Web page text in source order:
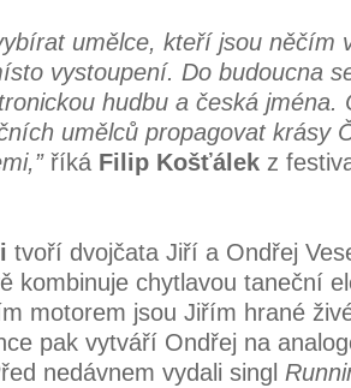
umělce, kteří jsou něčím
vystoupení. Do budoucna
hudbu a česká jména.
umělců propagovat krásy
říká Filip Košťálek z
tvoří dvojčata Jiří a Ondřej
kombinuje chytlavou taneční
motorem jsou Jiřím hrané
pak vytváří Ondřej na
nedávnem vydali singl